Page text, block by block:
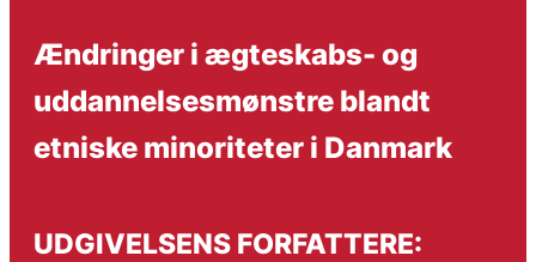
Ændringer i ægteskabs- og
uddannelsesmønstre blandt
etniske minoriteter i Danmark
UDGIVELSENS FORFATTERE: